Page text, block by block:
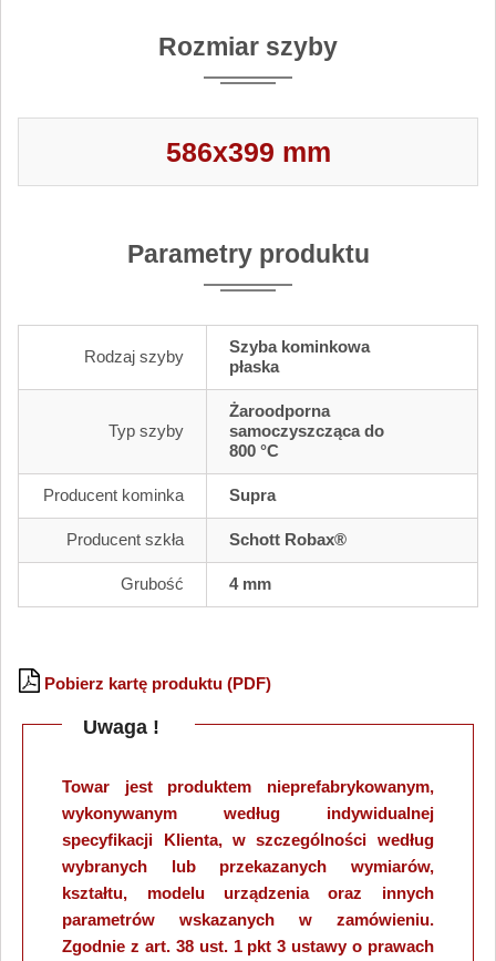
Rozmiar szyby
586x399 mm
Parametry produktu
Rodzaj szyby
Szyba kominkowa
płaska
Typ szyby
Żaroodporna
samoczyszcząca do
800 °C
Producent kominka Supra
Producent szkła Schott Robax®
Grubość 4 mm
Pobierz kartę produktu (PDF)
Uwaga !
Towar jest produktem nieprefabrykowanym,
wykonywanym według indywidualnej
specyfikacji Klienta, w szczególności według
wybranych lub przekazanych wymiarów,
kształtu, modelu urządzenia oraz innych
parametrów wskazanych w zamówieniu.
Zgodnie z art. 38 ust. 1 pkt 3 ustawy o prawach